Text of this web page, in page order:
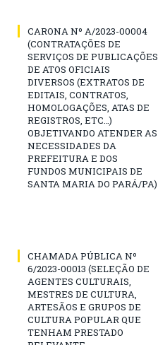
CARONA Nº A/2023-00004
(CONTRATAÇÕES DE
SERVIÇOS DE PUBLICAÇÕES
DE ATOS OFICIAIS
DIVERSOS (EXTRATOS DE
EDITAIS, CONTRATOS,
HOMOLOGAÇÕES, ATAS DE
REGISTROS, ETC…)
OBJETIVANDO ATENDER AS
NECESSIDADES DA
PREFEITURA E DOS
FUNDOS MUNICIPAIS DE
SANTA MARIA DO PARÁ/PA)
CHAMADA PÚBLICA Nº
6/2023-00013 (SELEÇÃO DE
AGENTES CULTURAIS,
MESTRES DE CULTURA,
ARTESÃOS E GRUPOS DE
CULTURA POPULAR QUE
TENHAM PRESTADO